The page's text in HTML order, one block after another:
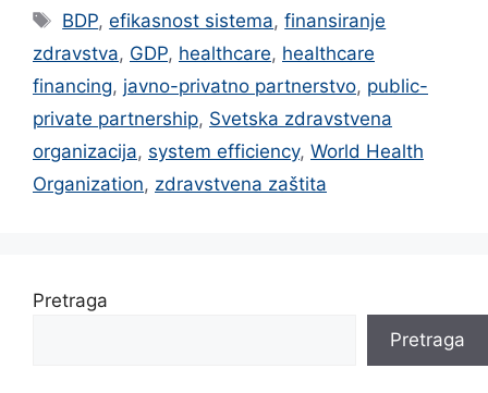
Tags
BDP,efikasnost sistema,finansiranje
zdravstva, GDP, healthcare, healthcare
financing, javno-privatno partnerstvo, public-
private partnership, Svetska zdravstvena
organizacija, system efficiency, World Health
Organization, zdravstvena zaštita
Pretraga
Pretraga